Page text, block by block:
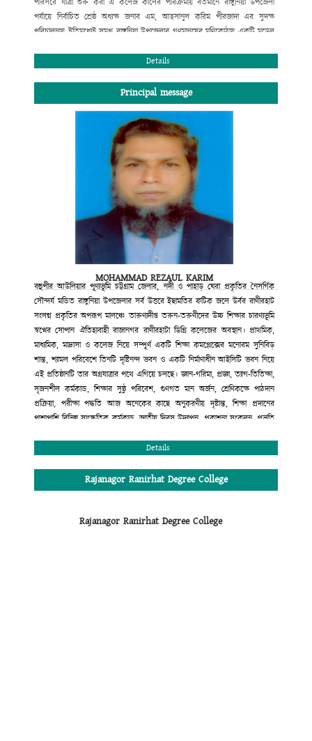
পরিসরে যাত্রা শুরু করা এ কলেজ কালের পরিক্রমায় বর্তমানে রাঙ্গুনিয়া উপজেলা
পর্যায়ে নির্বাচিত শ্রেষ্ঠ অধ্যক্ষ জনাব এম, আহসানুল করিম পীরজাদা এর সুদক্ষ
পরিচালনায় ইতিমধ্যেই সমগ্র রাঙ্গুনিয়া উপজেলার গণমানুষের মণিকোঠায় একটি মডেল
পরিবেশ এখানে রচিত হয়েছে বহু মানুষের ত্যাগে, শ্রমে ও মেধায়। বোর্ড ও
প্রমাণ আমরা প্রতিনিয়ত পাচ্ছি। তাই দেশ ও দশের কল্যাণব্রতে স্নিগ্ধ মানব সন্তান
আমাদের আজ একান্তভাবে কাম্য। তারাই গড়বে আমাদের কাঙ্খিত সোনার বাংলাদেশ।
শিক্ষা আজ পণ্যে রূপান্তরিত হয়েছে। অনেক প্রতিষ্ঠান ডিগ্রি বিক্রি করে মুনাফা লুটে
চলেছে। মুক্তবাজার অর্থনীতি ও বিশ্বায়নের যুগে শিক্ষা প্রতিষ্ঠানের আদর্শে অনড় থেকে
নানা প্রতিযোগিতার মধ্য দিয়ে আমরা নিজের ভিত মজবুত রাখবো; এ অঙ্গীকারে আমরা
অবিচল। ডিগ্রি লাভের সুযোগ করে দেয়া নয় শুধু, শিক্ষার্থীদের শারীরিক ও মানসিক
স্বাস্থ্য পরিচর্যার এক উৎকৃষ্ট কেন্দ্র রাজানগর রানীরহাট ডিগ্রি কলেজ সব সময় নতুন
সূর্যের দিকে অগ্রসরমাণ থাকবে এই আমার বিশ্বাস।
কে. আর. এম পেয়ারউদ্দিন মাহমুদ চৌধুরী
কলেজ গভনিং বডি
রাজানগর রানিরহাট ডিগ্রি কলেজ
রাঙ্গুনিয়া, চট্টগ্রাম।
Details
Principal message
MOHAMMAD REZAUL KARIM
বহুপীর আউলিয়ার পূণ্যভূমি চট্টগ্রাম জেলার, নদী ও পাহাড় ঘেরা প্রকৃতির নৈসর্গিক
সৌন্দর্য মন্ডিত রাঙ্গুনিয়া উপজেলার সর্ব উত্তরে ইছামতির ফটিক জলে উর্বর রাণীরহাট
সংলগ্ন প্রকৃতির অপরূপ মালঞ্চে তারুণ্যদীপ্ত তরুন-তরুণীদের উচ্চ শিক্ষার চারণ্যভূমি
স্বপ্নের সোপান ঐতিহ্যবাহী রাজানগর রাণীরহাটা ডিগ্রি কলেজের অবস্থান। প্রাথমিক,
মাধ্যমিক, মাদ্রাসা ও কলেজ নিয়ে সম্পূর্ণ একটি শিক্ষা কমপ্লেক্সের মনোরম সুনিবিড়
শান্ত, শ্যামল পরিবেশে তিনটি দৃষ্টিনন্দ ভবন ও একটি নির্মাণাধীন আইসিটি ভবন নিয়ে
এই প্রতিষ্ঠানটি তার অগ্রযাত্রার পথে এগিয়ে চলছে। জ্ঞান-গরিমা, প্রজ্ঞা, ত্যাগ-তিতিক্ষা,
সৃজনশীল কর্মকান্ড, শিক্ষার সুষ্ঠু পরিবেশ, গুণগত মান অর্জন, শ্রেণিকক্ষে পাঠদান
প্রক্রিয়া, পরীক্ষা পদ্ধতি আজ অনেকের কাছে অনুকরণীয় দৃষ্টান্ত, শিক্ষা প্রদানের
পাশাপাশি বিভিন্ন সাংস্কৃতিক কর্মকান্ড, জাতীয় দিবস উদ্যাপন, প্রকাশনা সংকলন, প্রভৃতি
সাংস্কৃতির চর্চায় এ প্রতিষ্ঠান অগ্রণী ভূমিকা পালন করছে। শিক্ষা প্রদানের ক্ষেত্রে সম্পূর্ণ
শিক্ষাকার্যক্রম সন্নিবেশিত অ্যাকাডেমিক ক্যালেন্ডার, ধুমপান রাজনীতিমুক্ত পরিবেশ
অত্যন্ত যত্মসহকারে দক্ষ, অভিজ্ঞ শিক্ষকমন্ডলী দ্বারা পাঠদান। এরই ফলশ্রুতি বরাবর এ
ক্ষেত্রে দ্বিতীয় স্থান অধিকার করে আসছে। এছাড়া কলেজের অভ্যন্তরীণ আইন-শৃঙ্খলা
Details
Rajanagor Ranirhat Degree College
Rajanagor Ranirhat Degree College